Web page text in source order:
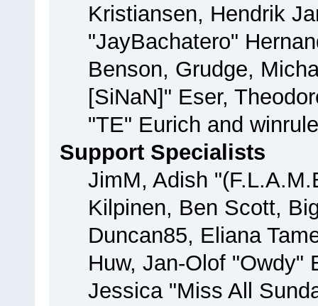
Kristiansen, Hendrik
"JayBachatero"
Benson, Grudge,
[SiNaN]" Eser,
"TE" Eurich and
Support Specialists
JimM, Adish
Kilpinen, Ben Scott,
Duncan85, Eliana
Huw, Jan-Olof "Owdy"
Jessica "Miss All